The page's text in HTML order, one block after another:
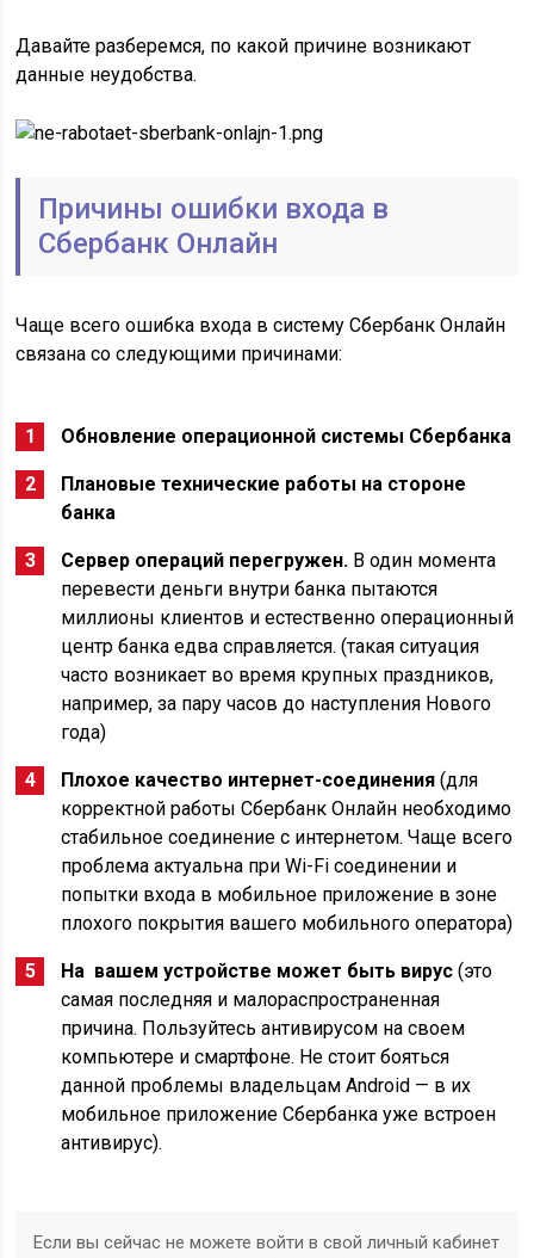
Давайте разберемся, по какой причине возникают
данные неудобства.
Причины ошибки входа в
Сбербанк Онлайн
Чаще всего ошибка входа в систему Сбербанк Онлайн
связана со следующими причинами:
Обновление операционной системы Сбербанка
Плановые технические работы на стороне
банка
Сервер операций перегружен. В один момента
перевести деньги внутри банка пытаются
миллионы клиентов и естественно операционный
центр банка едва справляется. (такая ситуация
часто возникает во время крупных праздников,
например, за пару часов до наступления Нового
года)
Плохое качество интернет-соединения (для
корректной работы Сбербанк Онлайн необходимо
стабильное соединение с интернетом. Чаще всего
проблема актуальна при Wi-Fi соединении и
попытки входа в мобильное приложение в зоне
плохого покрытия вашего мобильного оператора)
На вашем устройстве может быть вирус (это
самая последняя и малораспространенная
причина. Пользуйтесь антивирусом на своем
компьютере и смартфоне. Не стоит бояться
данной проблемы владельцам Android — в их
мобильное приложение Сбербанка уже встроен
антивирус).
Если вы сейчас не можете войти в свой личный кабинет